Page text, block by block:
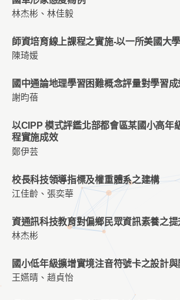
林杰彬、林佳毅
師資培育線上課程之實施-以一所美國大
陳琦媛
國中通論地理學習困難概念評量對學習
謝昀蓓
以CIPP 模式評鑑北部都會區某國小高年
程實施成效
鄭伊芸
校長科技領導指標及權重體系之建構
江佳齡、張奕華
資通訊科技教育對偏鄉民眾資訊素養之提
林杰彬
國小低年級擴增實境注音符號卡之設計與
王嬿晴、趙貞怡